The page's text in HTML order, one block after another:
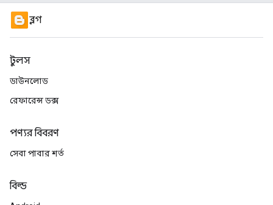
ব্লগ
টুলস
ডাউনলোড
রেফারেন্স ডক্স
পণ্যর বিবরণ
সেবা পাবার শর্ত
বিল্ড